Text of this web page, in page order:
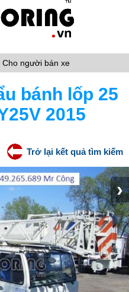
Cho người bán xe
bánh lốp 25
2015
Trở lại kết quả tìm kiếm
›